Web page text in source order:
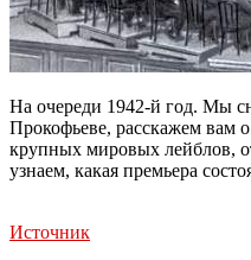
На очереди 1942-й год. Мы
Прокофьеве, расскажем вам
крупных мировых лейблов,
узнаем, какая премьера
Источник